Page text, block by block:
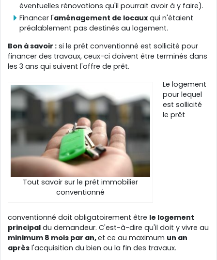
éventuelles rénovations qu'il pourrait avoir à y faire).
Financer l'aménagement de locauxqui n'étaient
préalablement pas destinés au logement.
Bon à savoir : si le prêt conventionné est sollicité pour
financer des travaux, ceux-ci doivent être terminés dans
les 3 ans qui suivent l'offre de prêt.
Tout savoir sur le prêt immobilier
conventionné
Le logement
pour lequel
est sollicité
le prêt
conventionné doit obligatoirement être le logement
principal du demandeur. C'est-à-dire qu'il doit y vivre au
minimum 8 mois par an,et ce au maximum un an
après l'acquisition du bien ou la fin des travaux.